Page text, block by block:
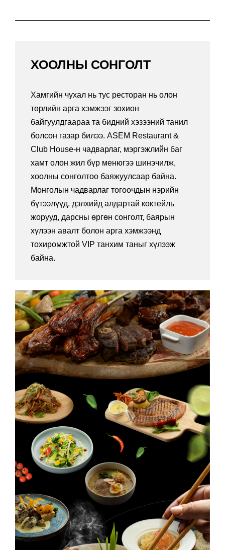
ХООЛНЫ СОНГОЛТ
Хамгийн чухал нь тус ресторан нь олон
төрлийн арга хэмжээг зохион
байгуулдгаараа та бидний хэзээний танил
болсон газар билээ. ASEM Restaurant &
Club House-н чадварлаг, мэргэжлийн баг
хамт олон жил бүр менюгээ шинэчилж,
хоолны сонголтоо баяжуулсаар байна.
Монголын чадварлаг тогоочдын нэрийн
бүтээлүүд, дэлхийд алдартай коктейль
жорууд, дарсны өргөн сонголт, баярын
хүлээн авалт болон арга хэмжээнд
тохиромжтой VIP танхим таныг хүлээж
байна.